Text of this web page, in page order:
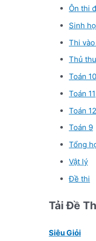
Ôn thi
Sinh
Thi vào
Thủ
Toán 10
Toán 11
Toán 12
Toán 9
Tổng
Vật lý
Đề thi
Tải Đề
Siêu Giỏi